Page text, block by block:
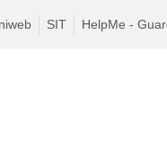
SIT HelpMe -